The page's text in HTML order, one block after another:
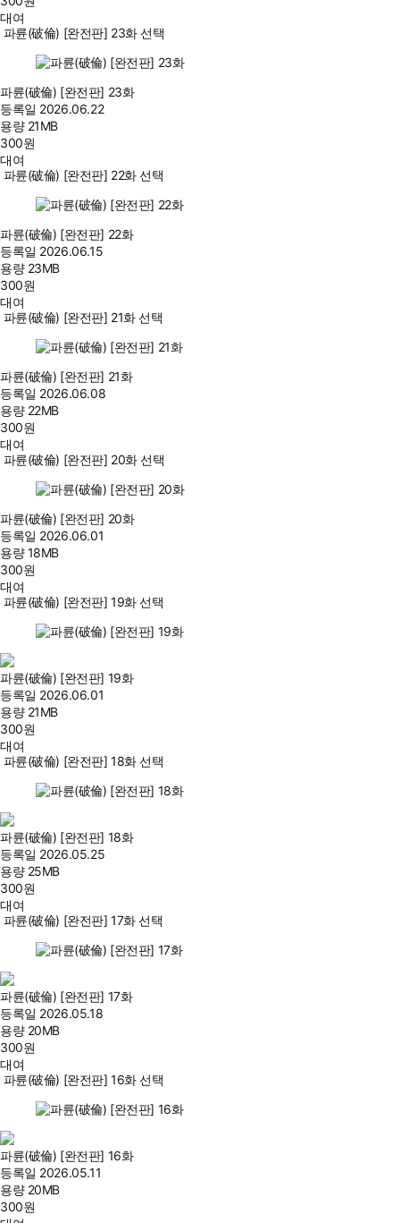
대여
파륜(破倫) [완전판] 23화 선택
파륜(破倫) [완전판] 23화
등록일 2026.06.22
용량 21MB
300원
대여
파륜(破倫) [완전판] 22화 선택
파륜(破倫) [완전판] 22화
등록일 2026.06.15
용량 23MB
300원
대여
파륜(破倫) [완전판] 21화 선택
파륜(破倫) [완전판] 21화
등록일 2026.06.08
용량 22MB
300원
대여
파륜(破倫) [완전판] 20화 선택
파륜(破倫) [완전판] 20화
등록일 2026.06.01
용량18MB
300원
대여
파륜(破倫) [완전판] 19화 선택
파륜(破倫) [완전판] 19화
등록일 2026.06.01
용량 21MB
300원
대여
파륜(破倫) [완전판] 18화 선택
파륜(破倫) [완전판] 18화
등록일 2026.05.25
용량 25MB
300원
대여
파륜(破倫) [완전판] 17화 선택
파륜(破倫) [완전판] 17화
등록일 2026.05.18
용량 20MB
300원
대여
파륜(破倫) [완전판] 16화 선택
파륜(破倫) [완전판] 16화
등록일 2026.05.11
용량 20MB
300원